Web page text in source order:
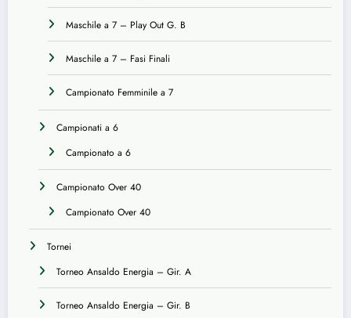
Maschile a 7 – Play Out G. B
Maschile a 7 – Fasi Finali
Campionato Femminile a 7
Campionati a 6
Campionato a 6
Campionato Over 40
Campionato Over 40
Tornei
Torneo Ansaldo Energia – Gir. A
Torneo Ansaldo Energia – Gir. B